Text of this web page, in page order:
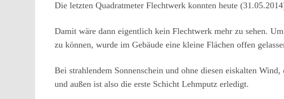
Die letzten Quadratmeter Flechtwerk konnten heute
Damit wäre dann eigentlich kein Flechtwerk mehr zu sehen.
zu können, wurde im Gebäude eine kleine Flächen offen
Bei strahlendem Sonnenschein und ohne diesen eiskalten
und außen ist also die erste Schicht Lehmputz erledigt.